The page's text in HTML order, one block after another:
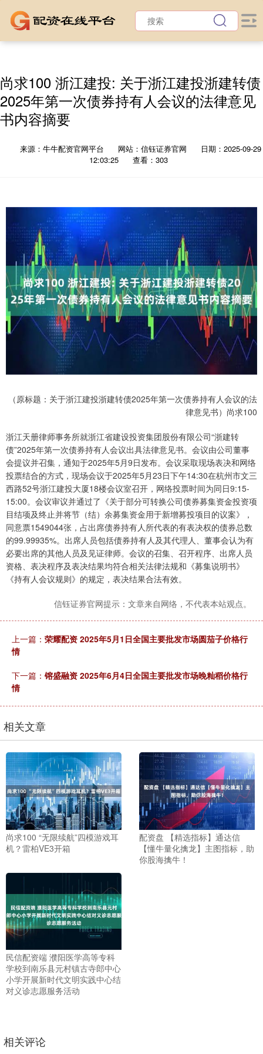
尚求100 浙江建投: 关于浙江建投浙建转债
2025年第一次债券持有人会议的法律意见
书内容摘要
来源：牛牛配资官网平台 网站：信钰证券官网
日期：2025-09-29
12:03:25
查看：303
（原标题：关于浙江建投浙建转债2025年第一次债券持有人会议的法
律意见书）尚求100
浙江天册律师事务所就浙江省建设投资集团股份有限公司“浙建转
债”2025年第一次债券持有人会议出具法律意见书。会议由公司董事
会提议并召集，通知于2025年5月9日发布。会议采取现场表决和网络
投票结合的方式，现场会议于2025年5月23日下午14:30在杭州市文三
西路52号浙江建投大厦18楼会议室召开，网络投票时间为同日9:15-
15:00。会议审议并通过了《关于部分可转换公司债券募集资金投资项
目结项及终止并将节（结）余募集资金用于新增募投项目的议案》，
同意票1549044张，占出席债券持有人所代表的有表决权的债券总数
的99.99935%。出席人员包括债券持有人及其代理人、董事会认为有
必要出席的其他人员及见证律师。会议的召集、召开程序、出席人员
资格、表决程序及表决结果均符合相关法律法规和《募集说明书》
《持有人会议规则》的规定，表决结果合法有效。
信钰证券官网提示：文章来自网络，不代表本站观点。
上一篇： 荣耀配资 2025年5月1日全国主要批发市场圆茄子价格行
情
下一篇： 镕盛融资 2025年6月4日全国主要批发市场晚籼稻价格行
情
相关文章
尚求100 “无限续航”四模游戏耳
机？雷柏VE3开箱
配资盘 【精选指标】通达信
【懂牛量化擒龙】主图指标，助
你股海擒牛！
民信配资端 濮阳医学高等专科
学校到南乐县元村镇古寺郎中心
小学开展新时代文明实践中心结
对义诊志愿服务活动
相关评论